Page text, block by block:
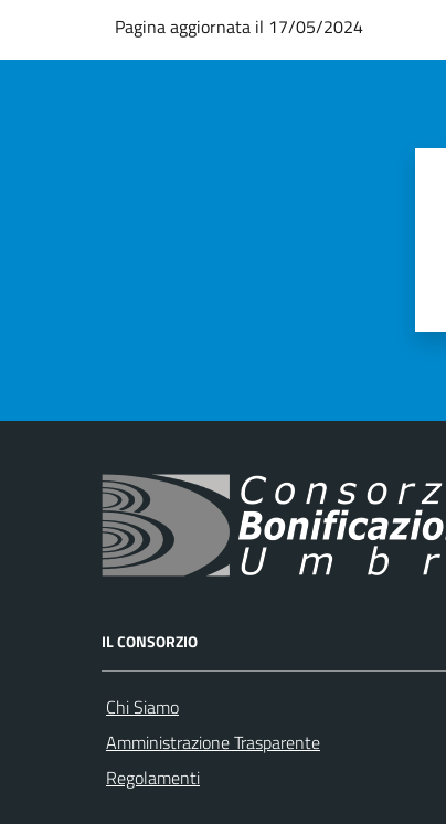
Pagina aggiornata il 17/05/2024
IL CONSORZIO
Chi Siamo
Amministrazione Trasparente
Regolamenti